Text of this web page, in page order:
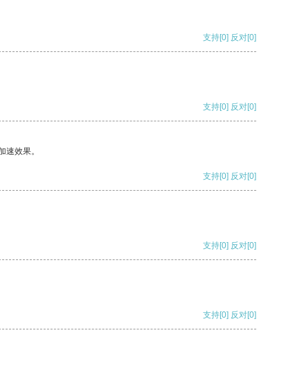
支持[0] 反对[0]
支持[0] 反对[0]
效果。
支持[0] 反对[0]
支持[0] 反对[0]
支持[0] 反对[0]